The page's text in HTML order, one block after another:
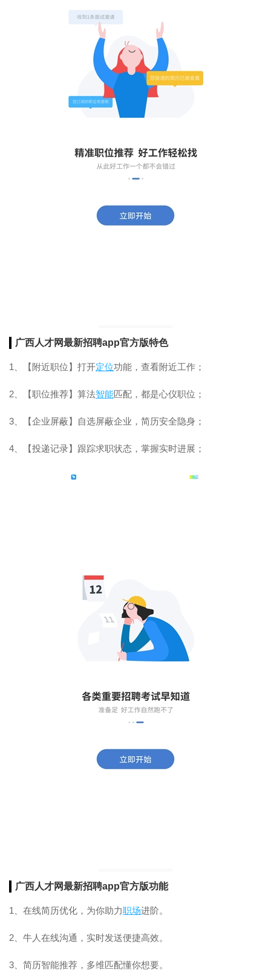
广西人才网最新招聘app官方版特色
1、【附近职位】打开定位功能，查看附近工作；
2、【职位推荐】算法智能匹配，都是心仪职位；
3、【企业屏蔽】自选屏蔽企业，简历安全隐身；
4、【投递记录】跟踪求职状态，掌握实时进展；
广西人才网最新招聘app官方版功能
1、在线简历优化，为你助力职场进阶。
2、牛人在线沟通，实时发送便捷高效。
3、简历智能推荐，多维匹配懂你想要。